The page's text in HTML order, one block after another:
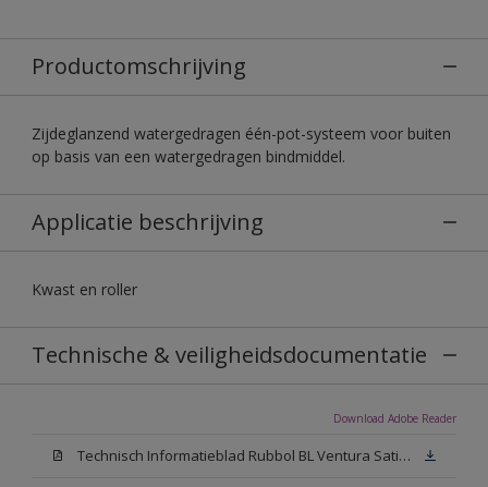
Productomschrijving
Zijdeglanzend watergedragen één-pot-systeem voor buiten
op basis van een watergedragen bindmiddel.
Applicatie beschrijving
Kwast en roller
Technische & veiligheidsdocumentatie
Download Adobe Reader
Technisch Informatieblad Rubbol BL Ventura Satin (PDF)